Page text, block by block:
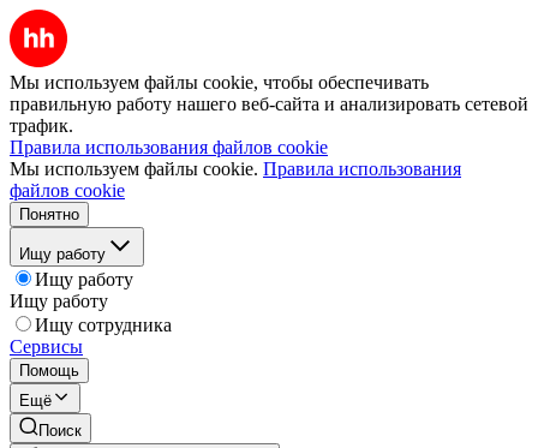
Мы используем файлы cookie, чтобы обеспечивать
правильную работу нашего веб-сайта и анализировать сетевой
трафик.
Правила использования файлов cookie
Мы используем файлы cookie. Правила использования
файлов cookie
Понятно
Ищу работу
Ищу работу
Ищу работу
Ищу сотрудника
Сервисы
Помощь
Ещё
Поиск